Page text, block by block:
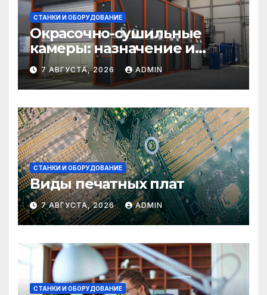
СТАНКИ И ОБОРУДОВАНИЕ
Окрасочно-сушильные
камеры: назначение и
области применения
7 АВГУСТА, 2026 ADMIN
СТАНКИ И ОБОРУДОВАНИЕ
Виды печатных плат
7 АВГУСТА, 2026 ADMIN
СТАНКИ И ОБОРУДОВАНИЕ